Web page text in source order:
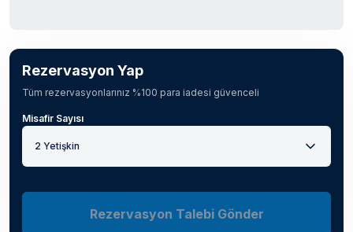
Rezervasyon Yap
Tüm rezervasyonlarınız %100 para iadesi güvenceli
Misafir Sayısı
2 Yetişkin
Rezervasyon Talebi Gönder